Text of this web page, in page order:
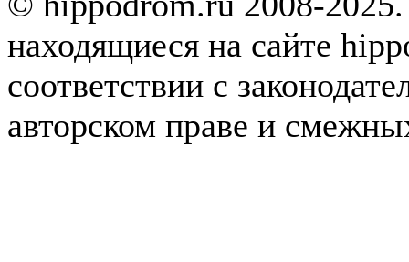
находящиеся на сайте
соответствии с
авторском праве и